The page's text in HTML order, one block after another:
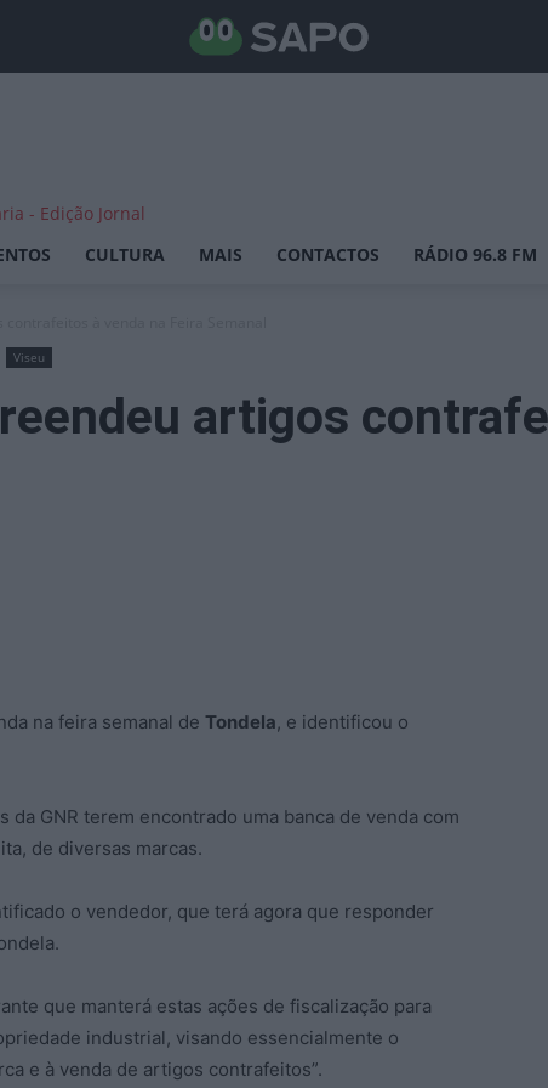
CULTURA MAIS CONTACTOS RÁDIO 96.8 FM
Viseu
artigos
na feira semanal de Tondela, e identificou o
GNR terem encontrado uma banca de venda com
de diversas marcas.
o vendedor, que terá agora que responder
que manterá estas ações de fiscalização para
industrial, visando essencialmente o
e à venda de artigos contrafeitos”.